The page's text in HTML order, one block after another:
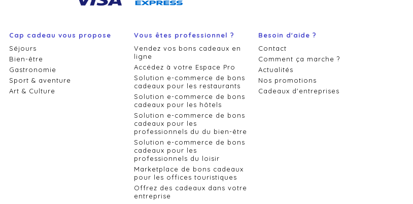
Cap cadeau vous propose
Séjours
Bien-être
Gastronomie
Sport & aventure
Art & Culture
Vous êtes professionnel ?
Vendez vos bons cadeaux en
ligne
Accédez à votre Espace Pro
Solution e-commerce de bons
cadeaux pour les restaurants
Solution e-commerce de bons
cadeaux pour les hôtels
Solution e-commerce de bons
cadeaux pour les
professionnels du du bien-être
Solution e-commerce de bons
cadeaux pour les
professionnels du loisir
Marketplace de bons cadeaux
pour les offices touristiques
Offrez des cadeaux dans votre
entreprise
Besoin d'aide ?
Contact
Comment ça marche ?
Actualités
Nos promotions
Cadeaux d'entreprises